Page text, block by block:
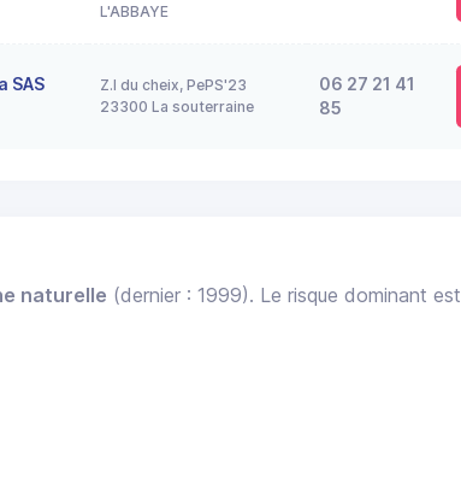
L'ABBAYE
SAS
Z.I du cheix, PePS'23
23300 La souterraine
06 27 21 41
85
naturelle (dernier : 1999). Le risque dominant est